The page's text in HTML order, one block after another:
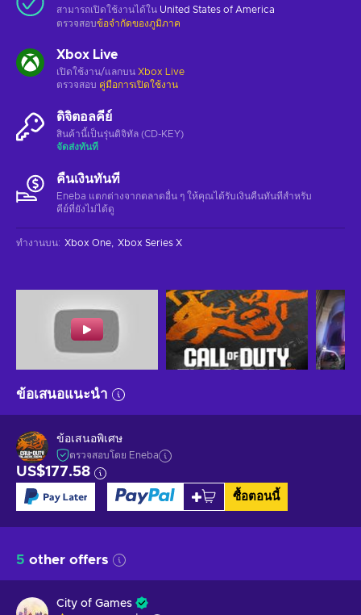
สามารถเปิดใช้งานได้ใน United States of America
ตรวจสอบข้อจำกัดของภูมิภาค
Xbox Live
เปิดใช้งาน/แลกบน Xbox Live
ตรวจสอบ คู่มือการเปิดใช้งาน
ดิจิตอลคีย์
สินค้านี้เป็นรุ่นดิจิทัล (CD-KEY)
จัดส่งทันที
คืนเงินทันที
Eneba แตกต่างจากตลาดอื่น ๆ ให้คุณได้รับเงินคืนทันทีสําหรับ
คีย์ที่ยังไม่ได้ดู
ทำงานบน: Xbox One Xbox Series X
ข้อเสนอแนะนำ
ข้อเสนอพิเศษ
ตรวจสอบโดย Eneba
US$177.58
ซื้อตอนนี้
5 other offers
City of Games